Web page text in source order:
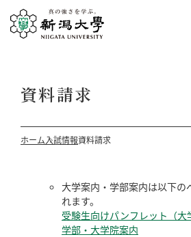
資料請求
ホーム入試情報資料請求
大学案内・学部案内は以下の
れます。
受験生向けパンフレット（大
学部・大学院案内